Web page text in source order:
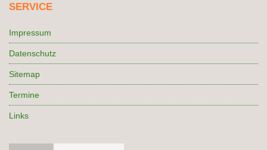
SERVICE
Impressum
Datenschutz
Sitemap
Termine
Links